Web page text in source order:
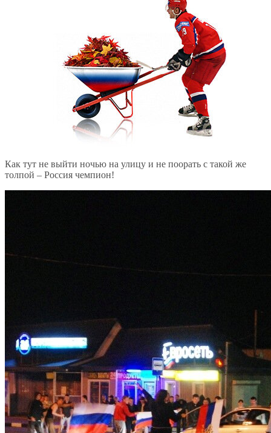
Как тут не выйти ночью на улицу и не поорать с такой же
толпой – Россия чемпион!